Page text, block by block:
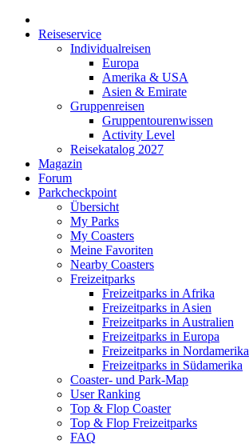
Reiseservice
Individualreisen
Europa
Amerika & USA
Asien & Emirate
Gruppenreisen
Gruppentourenwissen
Activity Level
Reisekatalog 2027
Magazin
Forum
Parkcheckpoint
Übersicht
My Parks
My Coasters
Meine Favoriten
Nearby Coasters
Freizeitparks
Freizeitparks in Afrika
Freizeitparks in Asien
Freizeitparks in Australien
Freizeitparks in Europa
Freizeitparks in Nordamerika
Freizeitparks in Südamerika
Coaster- und Park-Map
User Ranking
Top & Flop Coaster
Top & Flop Freizeitparks
FAQ